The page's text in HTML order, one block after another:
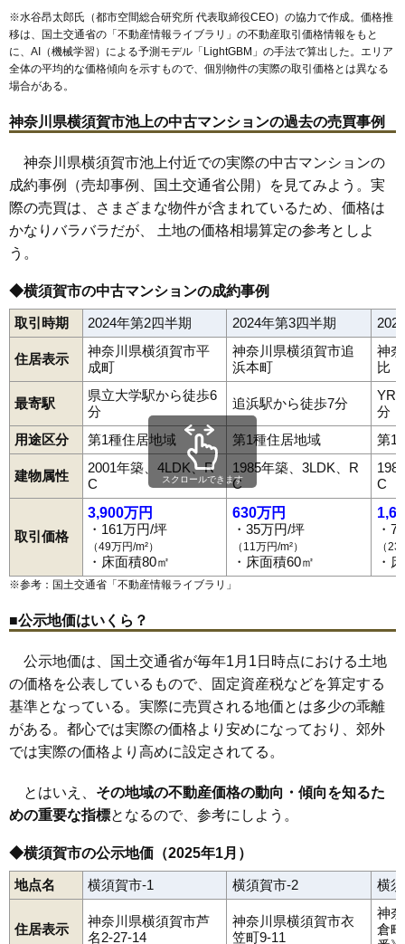
※水谷昂太郎氏（都市空間総合研究所 代表取締役CEO）の協力で作成。価格推
移は、国土交通省の「 不動産情報ライブラリ 」の不動産取引価格情報をもと
に、AI（機械学習）による予測モデル「LightGBM」の手法で算出した。エリア
全体の平均的な価格傾向を示すもので、個別物件の実際の取引価格とは異なる
場合がある。
神奈川県横須賀市池上の中古マンションの過去の売買事例
神奈川県横須賀市池上付近での実際の中古マンションの
成約事例（売却事例、国土交通省公開）を見てみよう。実
際の売買は、さまざまな物件が含まれているため、価格は
かなりバラバラだが、 土地の価格相場算定の参考としよ
う。
◆横須賀市の中古マンションの成約事例
取引時期 2024年第2四半期 2024年第3四半期
住居表示
神奈川県横須賀市平
成町
神奈川県横須賀市追
浜本町
神
比
最寄駅
県立大学駅から徒歩6
分
追浜駅から徒歩7分
分
用途区分
第1種住居地域 第1種住居地域 第1
建物属性
2001年築、4LDK、R
C
1985年築、3LDK、R
C
C
取引価格
3,900万円
・161万円/坪
（49万円/m²）
・床面積80㎡
630万円
・35万円/坪
（11万円/m²）
・床面積60㎡
・
（
・
スクロールできます
※参考：国土交通省「 不動産情報ライブラリ 」
■公示地価はいくら？
公示地価は、国土交通省が毎年1月1日時点における土地
の価格を公表しているもので、固定資産税などを算定する
基準となっている。実際に売買される地価とは多少の乖離
がある。都心では実際の価格より安めになっており、郊外
では実際の価格より高めに設定されてる。
とはいえ、 その地域の不動産価格の動向・傾向を知るた
めの重要な指標となるので、参考にしよう。
◆横須賀市の公示地価（2025年1月）
地点名 横須賀市-1 横須賀市-2 横
住居表示
神奈川県横須賀市芦
名2-27-14
神奈川県横須賀市衣
笠町9-11
神
倉